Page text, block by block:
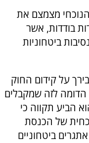
מצמצם את
בודדות, אשר
ביטחוניות
על קידום החוק
הדומה לזה שמקבלים
הביע תקווה כי
של הכנסת
ביטחוניים